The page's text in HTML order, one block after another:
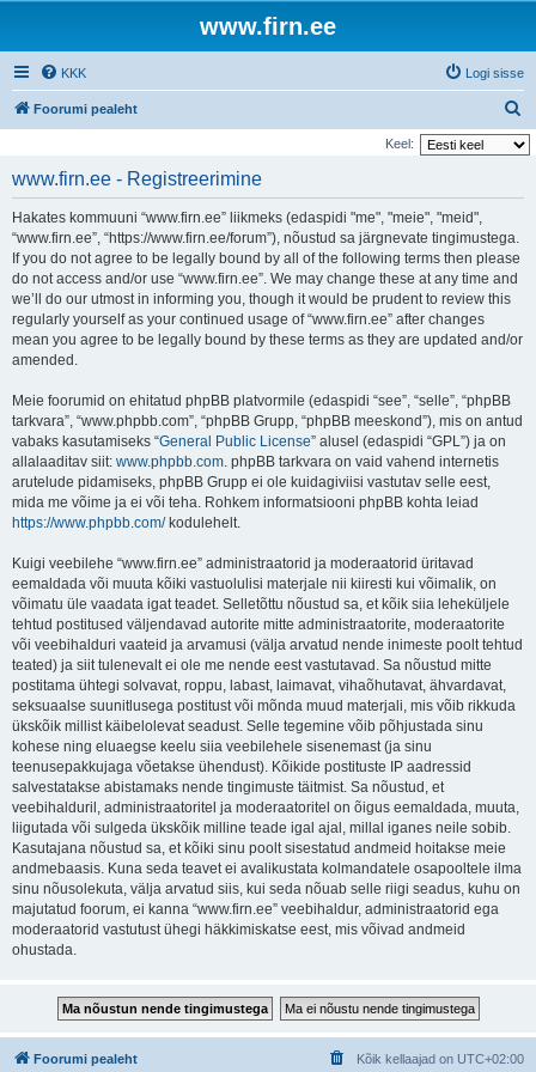
www.firn.ee
KKK Logi sisse
Foorumi pealeht
t
Keel:
www.firn.ee - Registreerimine
Hakates kommuuni “www.firn.ee” liikmeks (edaspidi "me", "meie", "meid",
“www.firn.ee”, “https://www.firn.ee/forum”), nõustud sa järgnevate tingimustega.
If you do not agree to be legally bound by all of the following terms then please
do not access and/or use “www.firn.ee”. We may change these at any time and
we’ll do our utmost in informing you, though it would be prudent to review this
regularly yourself as your continued usage of “www.firn.ee” after changes
mean you agree to be legally bound by these terms as they are updated and/or
amended.
Meie foorumid on ehitatud phpBB platvormile (edaspidi “see”, “selle”, “phpBB
tarkvara”, “www.phpbb.com”, “phpBB Grupp, “phpBB meeskond”), mis on antud
vabaks kasutamiseks “General Public License” alusel (edaspidi “GPL”) ja on
allalaaditav siit: www.phpbb.com. phpBB tarkvara on vaid vahend internetis
arutelude pidamiseks, phpBB Grupp ei ole kuidagiviisi vastutav selle eest,
mida me võime ja ei või teha. Rohkem informatsiooni phpBB kohta leiad
https://www.phpbb.com/kodulehelt.
Kuigi veebilehe “www.firn.ee” administraatorid ja moderaatorid üritavad
eemaldada või muuta kõiki vastuolulisi materjale nii kiiresti kui võimalik, on
võimatu üle vaadata igat teadet. Selletõttu nõustud sa, et kõik siia leheküljele
tehtud postitused väljendavad autorite mitte administraatorite, moderaatorite
või veebihalduri vaateid ja arvamusi (välja arvatud nende inimeste poolt tehtud
teated) ja siit tulenevalt ei ole me nende eest vastutavad. Sa nõustud mitte
postitama ühtegi solvavat, roppu, labast, laimavat, vihaõhutavat, ähvardavat,
seksuaalse suunitlusega postitust või mõnda muud materjali, mis võib rikkuda
ükskõik millist käibelolevat seadust. Selle tegemine võib põhjustada sinu
kohese ning eluaegse keelu siia veebilehele sisenemast (ja sinu
teenusepakkujaga võetakse ühendust). Kõikide postituste IP aadressid
salvestatakse abistamaks nende tingimuste täitmist. Sa nõustud, et
veebihalduril, administraatoritel ja moderaatoritel on õigus eemaldada, muuta,
liigutada või sulgeda ükskõik milline teade igal ajal, millal iganes neile sobib.
Kasutajana nõustud sa, et kõiki sinu poolt sisestatud andmeid hoitakse meie
andmebaasis. Kuna seda teavet ei avalikustata kolmandatele osapooltele ilma
sinu nõusolekuta, välja arvatud siis, kui seda nõuab selle riigi seadus, kuhu on
majutatud foorum, ei kanna “www.firn.ee” veebihaldur, administraatorid ega
moderaatorid vastutust ühegi häkkimiskatse eest, mis võivad andmeid
ohustada.
Foorumi pealeht Kõik kellaajad on UTC+02:00